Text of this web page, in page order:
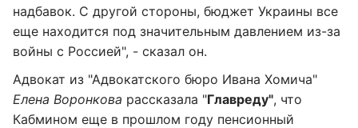
надбавок. С другой стороны, бюджет Украины все
еще находится под значительным давлением из-за
войны с Россией", - сказал он.
Адвокат из "Адвокатского бюро Ивана Хомича"
Елена Воронкова рассказала "Главреду", что
Кабмином еще в прошлом году пенсионный